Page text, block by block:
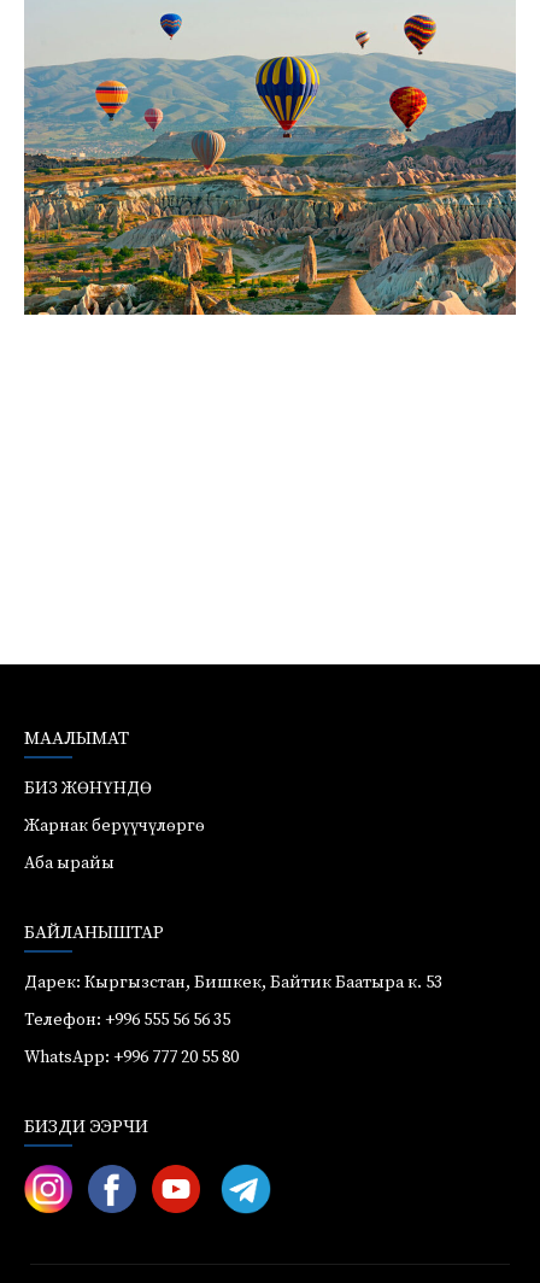
МААЛЫМАТ
БИЗ ЖӨНҮНДӨ
Жарнак берүүчүлөргө
Аба ырайы
БАЙЛАНЫШТАР
Дарек: Кыргызстан, Бишкек, Байтик Баатыра к. 53
Телефон: +996 555 56 56 35
WhatsApp: +996 777 20 55 80
БИЗДИ ЭЭРЧИ